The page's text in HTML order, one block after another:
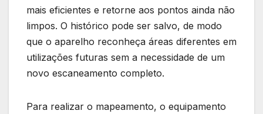
mais eficientes e retorne aos pontos ainda não
limpos. O histórico pode ser salvo, de modo
que o aparelho reconheça áreas diferentes em
utilizações futuras sem a necessidade de um
novo escaneamento completo.
Para realizar o mapeamento, o equipamento